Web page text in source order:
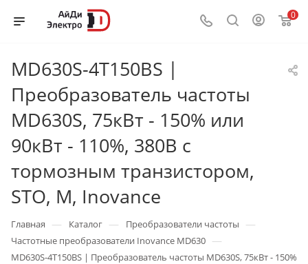
0
MD630S-4T150BS |
Преобразователь частоты
MD630S, 75кВт - 150% или
90кВт - 110%, 380В с
тормозным транзистором,
STO, M, Inovance
Главная — Каталог — Преобразователи частоты —
Частотные преобразователи Inovance MD630 —
MD630S-4T150BS | Преобразователь частоты MD630S, 75кВт - 150%